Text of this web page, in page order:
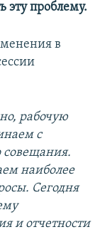
проблему.
в
рабочую
с
совещания.
наиболее
Сегодня
и отчетности